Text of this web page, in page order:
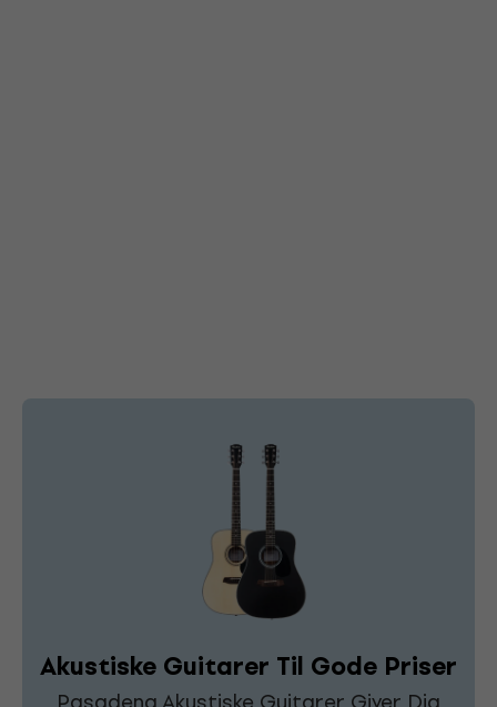
Akustiske Guitarer Til Gode Priser